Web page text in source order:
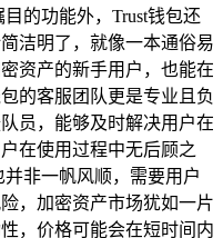
的功能外，Trust钱包还
洁明了，就像一本通俗易
资产的新手用户，也能在
的客服团队更是专业且负
员，能够及时解决用户在
在使用过程中无后顾之
非一帆风顺，需要用户
，加密资产市场犹如一片
，价格可能会在短时间内